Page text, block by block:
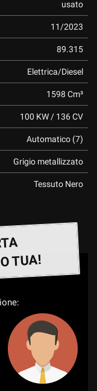
usato
11/2023
89.315
Elettrica/Diesel
1598 Cm³
100 KW / 136 CV
Automatico (7)
Grigio metallizzato
Tessuto Nero
TUA!